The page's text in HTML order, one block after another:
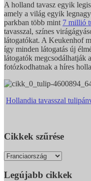
A holland tavasz egyik
amely a világ egyik
parkban több mint 7 millió
tavasszal, színes
látogatókat. A Keukenhof
így minden látogatás új
látogatók megcsodálhatják
fotózkodhatnak a híres
Hollandia tavasszal
Cikkek szűrése
Legújabb cikkek